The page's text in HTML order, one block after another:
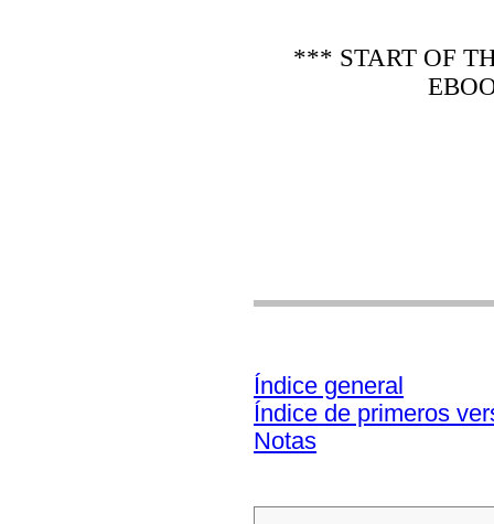
*** START OF
Índice general
Índice de primeros
Notas